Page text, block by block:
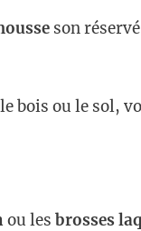
son
bois ou le sol,
ou les brosses